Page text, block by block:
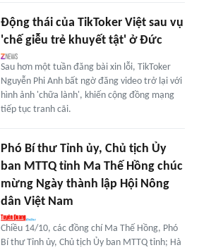
Động thái của TikToker Việt sau vụ
'chế giễu trẻ khuyết tật' ở Đức
Sau hơn một tuần đăng bài xin lỗi, TikToker
Nguyễn Phi Anh bất ngờ đăng video trở lại với
hình ảnh 'chữa lành', khiến cộng đồng mạng
tiếp tục tranh cãi.
Phó Bí thư Tỉnh ủy, Chủ tịch Ủy
ban MTTQ tỉnh Ma Thế Hồng chúc
mừng Ngày thành lập Hội Nông
dân Việt Nam
Chiều 14/10, các đồng chí Ma Thế Hồng, Phó
Bí thư Tỉnh ủy, Chủ tịch Ủy ban MTTQ tỉnh; Hà